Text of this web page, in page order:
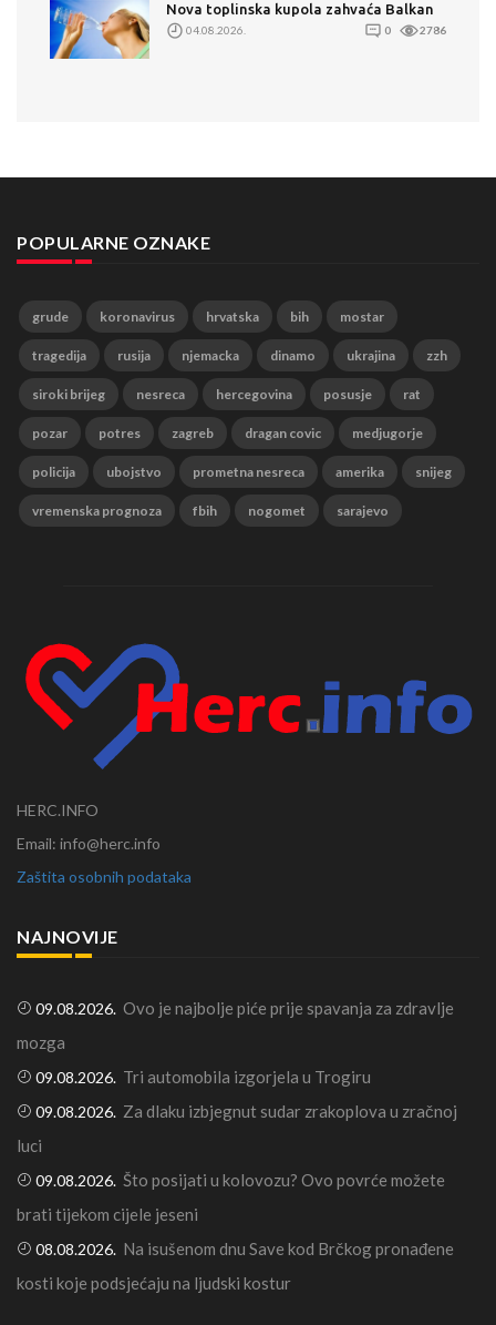
Nova toplinska kupola zahvaća Balkan
04.08.2026. 0 2786
POPULARNE OZNAKE
grude koronavirus hrvatska bih mostar
tragedija rusija njemacka dinamo ukrajina zzh
siroki brijeg nesreca hercegovina posusje rat
pozar potres zagreb dragan covic medjugorje
policija ubojstvo prometna nesreca amerika snijeg
vremenska prognoza fbih nogomet sarajevo
HERC.INFO
Email: info@herc.info
Zaštita osobnih podataka
NAJNOVIJE
09.08.2026. Ovo je najbolje piće prije spavanja za zdravlje
mozga
09.08.2026. Tri automobila izgorjela u Trogiru
09.08.2026. Za dlaku izbjegnut sudar zrakoplova u zračnoj
luci
09.08.2026. Što posijati u kolovozu? Ovo povrće možete
brati tijekom cijele jeseni
08.08.2026. Na isušenom dnu Save kod Brčkog pronađene
kosti koje podsjećaju na ljudski kostur